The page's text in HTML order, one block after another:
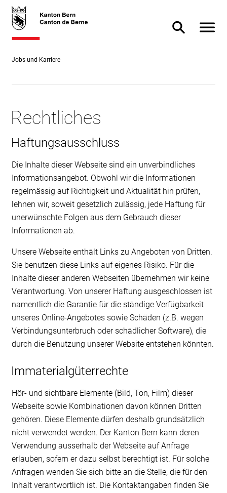
Direkt
zum
Inhalt
skiplink.toNavigation
skiplink.toStartPage
Direkt
Suche
Jobs und Karriere
Suche ein-
Rechtliches
Haftungsausschluss
Die Inhalte dieser Webseite sind ein unverbindliches
Informationsangebot. Obwohl wir die Informationen
regelmässig auf Richtigkeit und Aktualität hin prüfen,
lehnen wir, soweit gesetzlich zulässig, jede Haftung für
unerwünschte Folgen aus dem Gebrauch dieser
Informationen ab.
Unsere Webseite enthält Links zu Angeboten von Dritten.
Sie benutzen diese Links auf eigenes Risiko. Für die
Inhalte dieser anderen Webseiten übernehmen wir keine
Verantwortung. Von unserer Haftung ausgeschlossen ist
namentlich die Garantie für die ständige Verfügbarkeit
unseres Online-Angebotes sowie Schäden (z.B. wegen
Verbindungsunterbruch oder schädlicher Software), die
durch die Benutzung unserer Website entstehen könnten.
Immaterialgüterrechte
Hör- und sichtbare Elemente (Bild, Ton, Film) dieser
Webseite sowie Kombinationen davon können Dritten
gehören. Diese Elemente dürfen deshalb grundsätzlich
nicht verwendet werden. Der Kanton Bern kann deren
Verwendung ausserhalb der Webseite auf Anfrage
erlauben, sofern er dazu selbst berechtigt ist. Für solche
Anfragen wenden Sie sich bitte an die Stelle, die für den
Inhalt verantwortlich ist. Die Kontaktangaben finden Sie